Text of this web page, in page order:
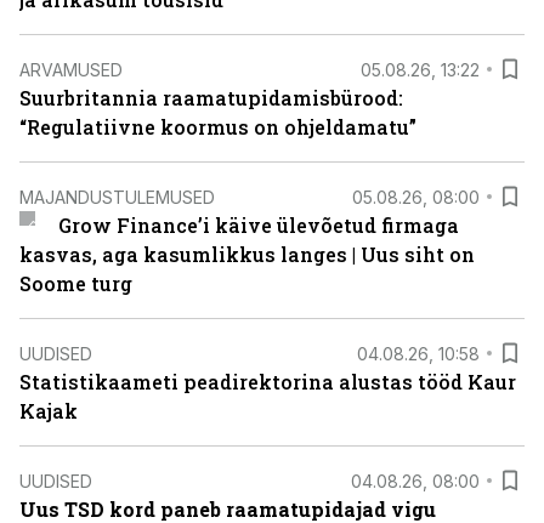
ARVAMUSED 05.08.26, 13:22
Suurbritannia raamatupidamisbürood:
“Regulatiivne koormus on ohjeldamatu”
MAJANDUSTULEMUSED 05.08.26, 08:00
Grow Finance’i käive ülevõetud firmaga
kasvas, aga kasumlikkus langes | Uus siht on
Soome turg
UUDISED 04.08.26, 10:58
Statistikaameti peadirektorina alustas tööd Kaur
Kajak
UUDISED 04.08.26, 08:00
Uus TSD kord paneb raamatupidajad vigu